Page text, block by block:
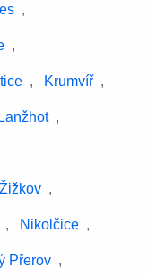
,
,
, Krumvíř ,
Lanžhot ,
,
, Nikolčice ,
Přerov ,